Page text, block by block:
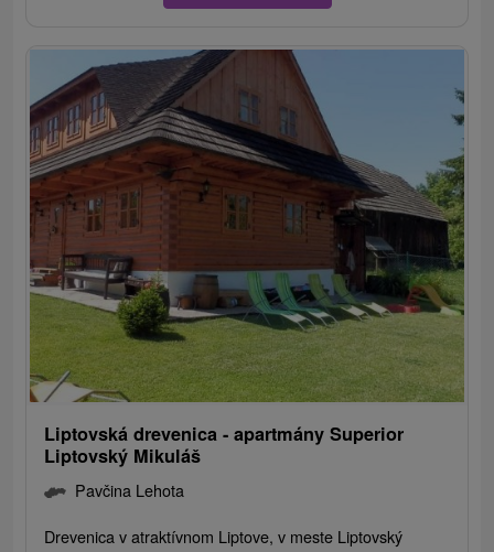
Liptovská drevenica - apartmány Superior
Liptovský Mikuláš
Pavčina Lehota
Drevenica v atraktívnom Liptove, v meste Liptovský